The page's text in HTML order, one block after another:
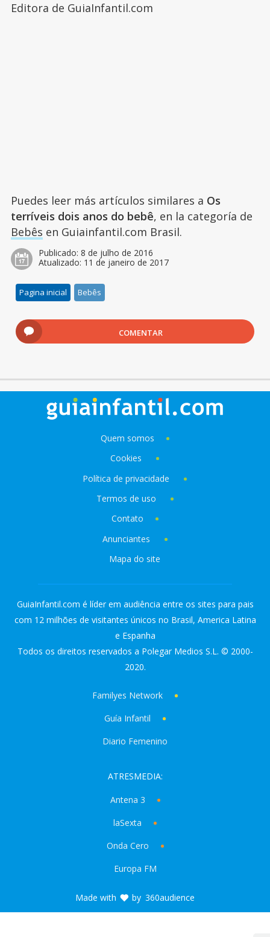
Editora de GuiaInfantil.com
Puedes leer más artículos similares a Os
terríveis dois anos do bebê, en la categoría de
Bebês en Guiainfantil.com Brasil.
Publicado: 8 de julho de 2016
Atualizado: 11 de janeiro de 2017
Pagina inicial Bebês
COMENTAR
Quem somos
Cookies
Política de privacidade
Termos de uso
Contato
Anunciantes
Mapa do site
GuiaInfantil.com é líder em audiência entre os sites para pais
com 12 milhões de visitantes únicos no Brasil, America Latina
e Espanha
Todos os direitos reservados a Polegar Medios S.L. © 2000-
2020.
Familyes Network
Guía Infantil
Diario Femenino
ATRESMEDIA:
Antena 3
laSexta
Onda Cero
Europa FM
Made with by 360audience